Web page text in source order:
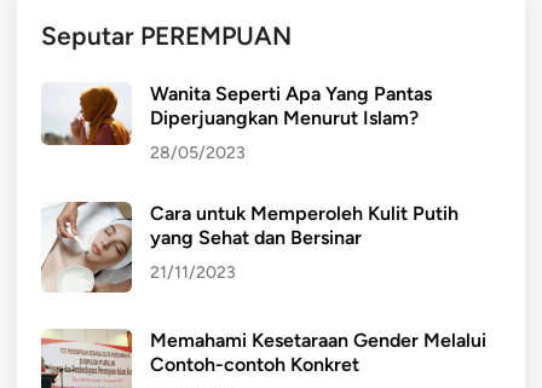
d
e
Seputar PEREMPUAN
Wanita Seperti Apa Yang Pantas
Diperjuangkan Menurut Islam?
28/05/2023
Cara untuk Memperoleh Kulit Putih
yang Sehat dan Bersinar
21/11/2023
Memahami Kesetaraan Gender Melalui
Contoh-contoh Konkret